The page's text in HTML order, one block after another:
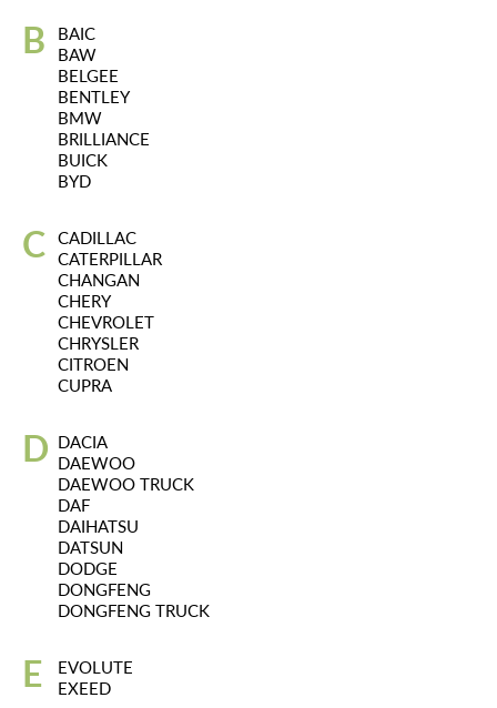
B
BAIC
BAW
BELGEE
BENTLEY
BMW
BRILLIANCE
BUICK
BYD
C
CADILLAC
CATERPILLAR
CHANGAN
CHERY
CHEVROLET
CHRYSLER
CITROEN
CUPRA
D DACIA
DAEWOO
DAEWOO TRUCK
DAF
DAIHATSU
DATSUN
DODGE
DONGFENG
DONGFENG TRUCK
E
EVOLUTE
EXEED